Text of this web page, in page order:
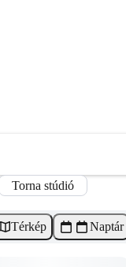
Torna stúdió
Térkép Naptár